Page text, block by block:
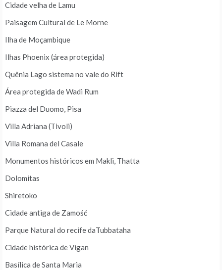
Cidade velha de Lamu
Paisagem Cultural de Le Morne
Ilha de Moçambique
Ilhas Phoenix (área protegida)
Quênia Lago sistema no vale do Rift
Área protegida de Wadi Rum
Piazza del Duomo, Pisa
Villa Adriana (Tivoli)
Villa Romana del Casale
Monumentos históricos em Makli, Thatta
Dolomitas
Shiretoko
Cidade antiga de Zamość
Parque Natural do recife daTubbataha
Cidade histórica de Vigan
Basílica de Santa Maria